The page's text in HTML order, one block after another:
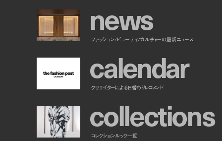
news
ファッション/ビューティ/カルチャーの最新ニュース
calendar
クリエイターによる日替わりレコメンド
collections
コレクションルック一覧